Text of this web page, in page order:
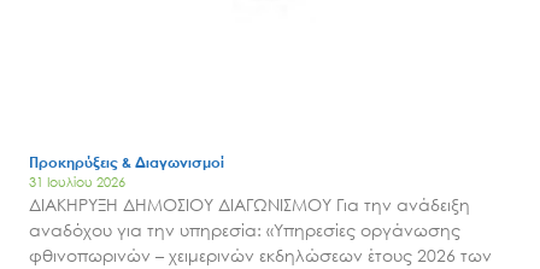
Επικοινωνία
Προκηρύξεις & Διαγωνισμοί
31 Ιουλίου 2026
ΔΙΑΚΗΡΥΞΗ ΔΗΜΟΣΙΟΥ ΔΙΑΓΩΝΙΣΜΟΥ Για την ανάδειξη
αναδόχου για την υπηρεσία: «Υπηρεσίες οργάνωσης
φθινοπωρινών – χειμερινών εκδηλώσεων έτους 2026 των